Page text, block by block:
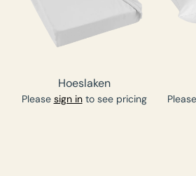
Hoeslaken
Please sign into see pricing Please